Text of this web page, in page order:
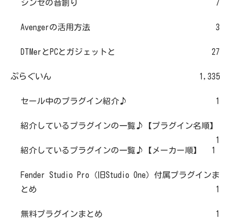
シンセの音創り 7
Avengerの活用方法 3
DTMerとPCとガジェットと 27
ぷらぐいん 1,335
セール中のプラグイン紹介♪ 1
紹介しているプラグインの一覧♪【プラグイン名順】
1
紹介しているプラグインの一覧♪【メーカー順】
1
Fender Studio Pro（旧Studio One）付属プラグインま
とめ
1
無料プラグインまとめ 1